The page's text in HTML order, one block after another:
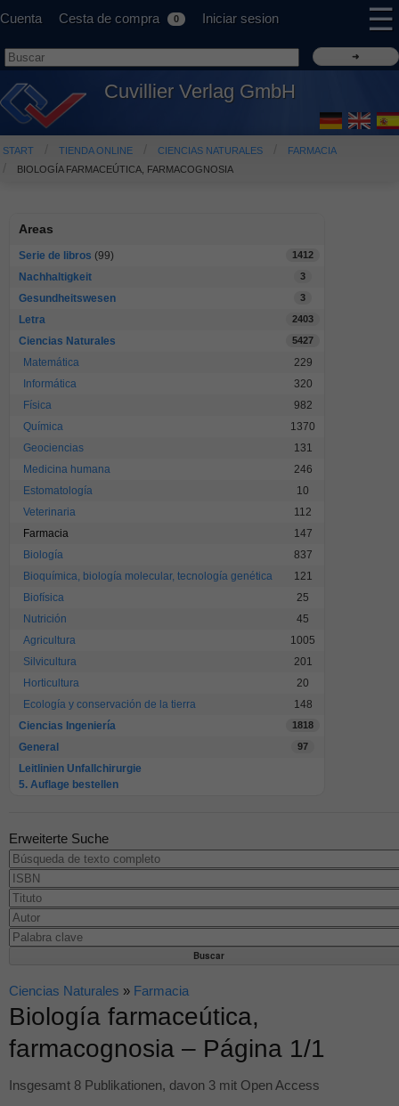
Cuenta Cesta de compra 0 Iniciar sesion ☰
Cuvillier Verlag GmbH
START TIENDA ONLINE CIENCIAS NATURALES
FARMACIA
BIOLOGÍA FARMACEÚTICA, FARMACOGNOSIA
Areas
Serie de libros (99) 1412
Nachhaltigkeit 3
Gesundheitswesen 3
Letra 2403
Ciencias Naturales 5427
Matemática
229
Informática
320
Física
982
Química
1370
Geociencias
131
Medicina humana
246
Estomatología
10
Veterinaria
112
Farmacia
147
Biología
837
Bioquímica, biología molecular, tecnología genética
121
Biofísica
25
Nutrición
45
Agricultura
1005
Silvicultura
201
Horticultura
20
Ecología y conservación de la tierra
148
Ciencias Ingeniería
1818
General 97
Leitlinien Unfallchirurgie
5. Auflage bestellen
Erweiterte Suche
Ciencias Naturales » Farmacia
Biología farmaceútica,
farmacognosia – Página 1/1
Insgesamt 8 Publikationen, davon 3 mit Open Access